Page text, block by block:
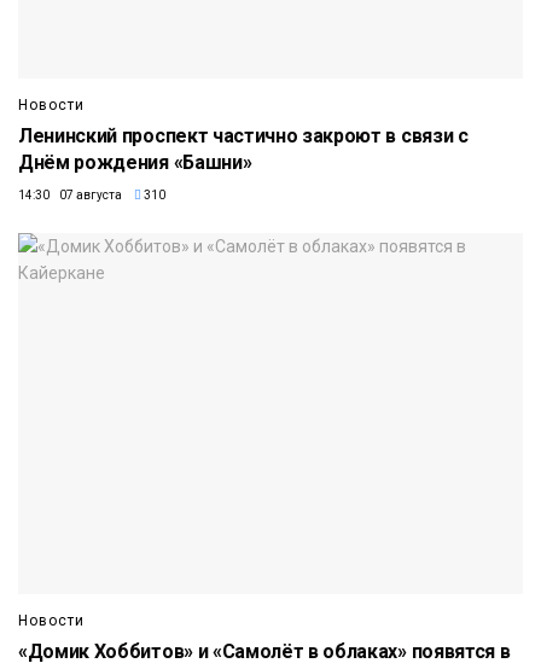
Новости
Ленинский проспект частично закроют в связи с
Днём рождения «Башни»
14:30 07 августа 310
Новости
«Домик Хоббитов» и «Самолёт в облаках» появятся в